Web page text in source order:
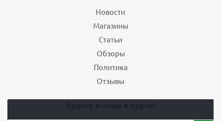
Новости
Магазины
Статьи
Обзоры
Политика
Отзывы